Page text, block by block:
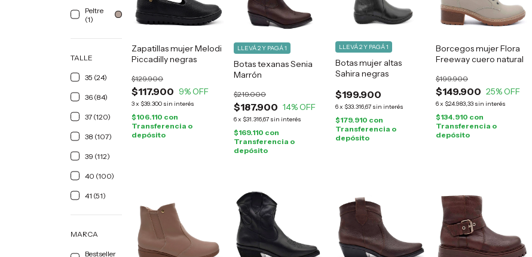
Peltre
(1)
TALLE
35 (24)
36 (84)
37 (120)
38 (107)
39 (112)
40 (100)
41 (51)
MARCA
Bestseller
Zapatillas mujer Melodi
Piccadilly negras
$117.900
$129.900
9% OFF
3x $39.300 sin interés
$106.110 con
Transferencia o
depósito
Botas texanas Senia
Marrón
$187.900
$219.000
14% OFF
6x $31.316,67 sin interés
LLEVÁ 2 Y PAGÁ 1
$169.110 con
Transferencia o
depósito
Botas mujer altas
Sahira negras
$199.900
6x $33.316,67 sin interés
LLEVÁ 2 Y PAGÁ 1
$179.910 con
Transferencia o
depósito
Borcegos mujer Flora
Freeway cuero natural
$149.900
$199.900
25% OFF
6x $24.983,33 sin interés
$134.910 con
Transferencia o
depósito